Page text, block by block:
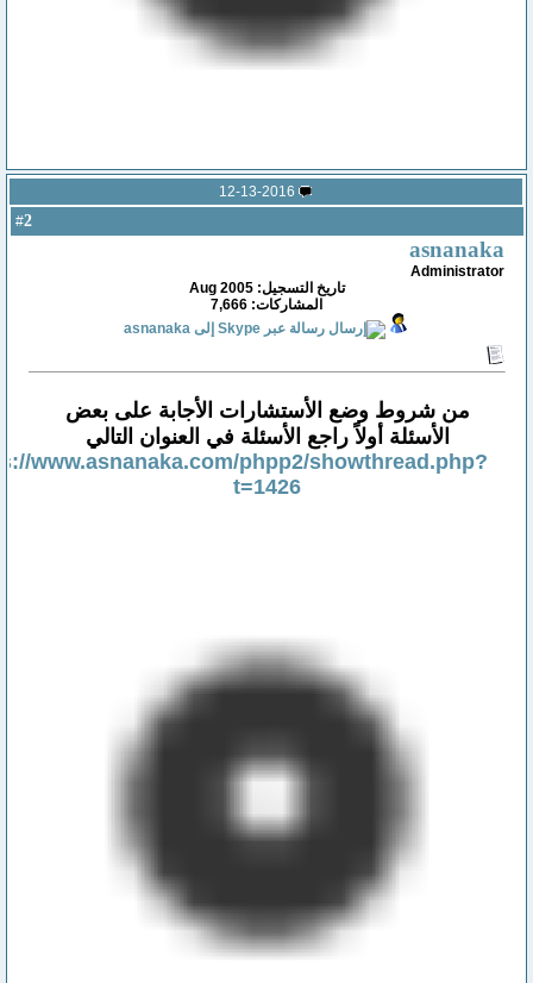
12-13-2016
2
asnanaka
Administrator
تاريخ التسجيل: Aug 2005
المشاركات: 7,666
من شروط وضع الأستشارات الأجابة على بعض
الأسئلة أولاً راجع الأسئلة في العنوان التالي
www.asnanaka.com/phpp2/showthread.php?
t=1426